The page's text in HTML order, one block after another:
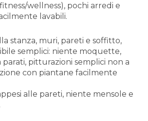
fitness/wellness), pochi arredi e
lavabili.
stanza, muri, pareti e soffitto,
semplici: niente moquette,
pitturazioni semplici non a
con piantane facilmente
alle pareti, niente mensole e